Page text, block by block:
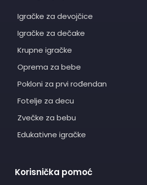
Igračke za devojčice
Igračke za dečake
Krupne igračke
Oprema za bebe
Pokloni za prvi rođendan
Fotelje za decu
Zvečke za bebu
Edukativne igračke
Korisnička pomoć